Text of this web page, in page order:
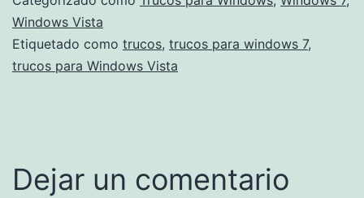
Windows Vista
Etiquetado como trucos, trucos para windows 7,
trucos para Windows Vista
Dejar un comentario